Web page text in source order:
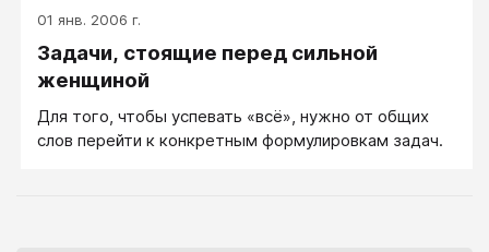
реальность нас заставляет менять роли, обычно с
01 янв. 2006 г.
Задачи, стоящие перед сильной
женщиной
Для того, чтобы успевать «всё», нужно от общих
слов перейти к конкретным формулировкам задач.